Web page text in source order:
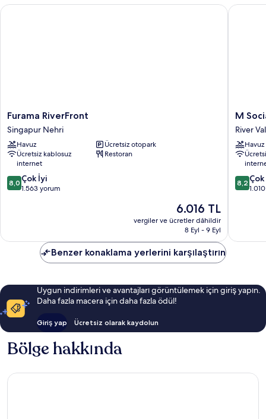
Furama
RiverFront
Singapur
Nehri
Furama RiverFront
Singapur Nehri
Havuz
Ücretsiz otopark
Ücretsiz kablosuz
internet
Restoran
10
üzerinden
yorum
8,0 Çok İyi
1.563 yorum
Güncel
fiyat:
6.016 TL
6.016 TL
vergiler ve ücretler dâhildir
8 Eyl - 9 Eyl
Furama RiverFront
M
Social
Hotel
River
Valley
M
River
Havuz
10
yorum
8,2
M
Benzer konaklama yerlerini karşılaştırın
Uygun indirimleri ve avantajları görüntülemek için giriş yapın.
Daha fazla macera için daha fazla ödül!
Giriş yap Ücretsiz olarak kaydolun
Bölge hakkında